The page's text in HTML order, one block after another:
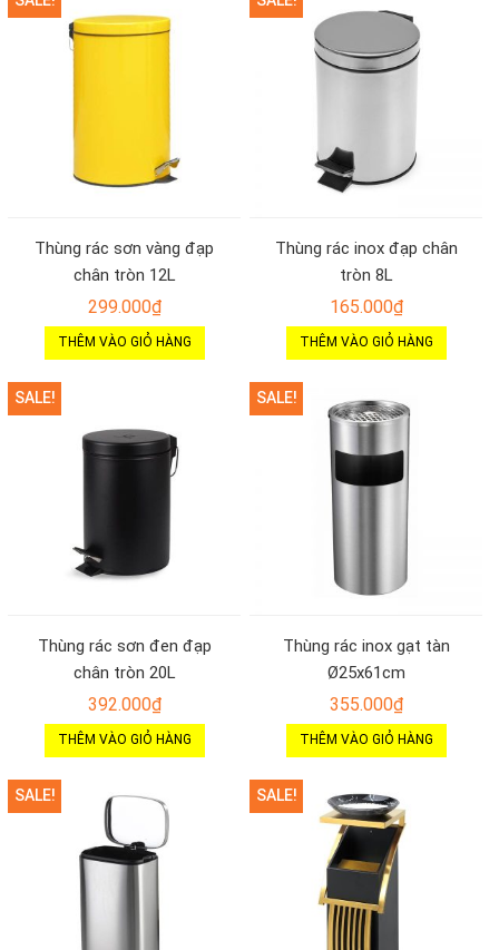
Thùng rác sơn vàng đạp
chân tròn 12L
299.000₫
THÊM VÀO GIỎ HÀNG
Thùng rác inox đạp chân
tròn 8L
165.000₫
THÊM VÀO GIỎ HÀNG
SALE!
Thùng rác sơn đen đạp
chân tròn 20L
392.000₫
THÊM VÀO GIỎ HÀNG
SALE!
Thùng rác inox gạt tàn
Ø25x61cm
355.000₫
THÊM VÀO GIỎ HÀNG
SALE! SALE!